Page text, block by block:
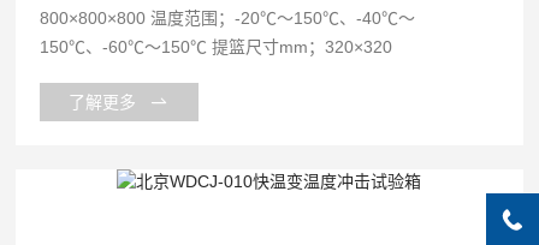
800×800×800 温度范围；-20℃～150℃、-40℃～
150℃、-60℃～150℃ 提篮尺寸mm；320×320
了解更多